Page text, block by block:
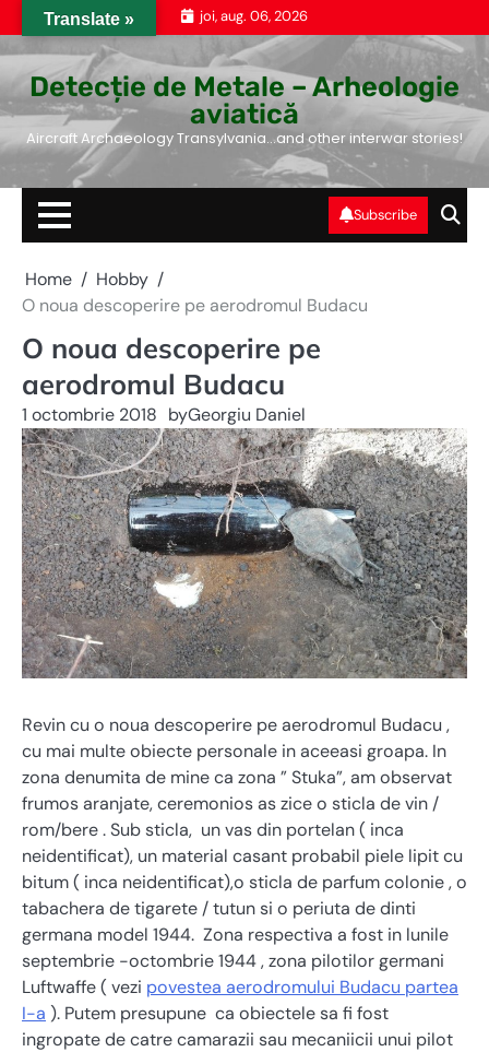
to
joi, aug. 06, 2026
Detecție de Metale – Arheologie
aviatică
Aircraft Archaeology Transylvania…and other interwar stories!
Subscribe
Home
Hobby
O noua descoperire pe aerodromul Budacu
O noua descoperire pe
aerodromul Budacu
1 octombrie 2018 byGeorgiu Daniel
Revin cu o noua descoperire pe aerodromul Budacu ,
cu mai multe obiecte personale in aceeasi groapa. In
zona denumita de mine ca zona ” Stuka”, am observat
frumos aranjate, ceremonios as zice o sticla de vin /
rom/bere . Sub sticla, un vas din portelan ( inca
neidentificat), un material casant probabil piele lipit cu
bitum ( inca neidentificat),o sticla de parfum colonie , o
tabachera de tigarete / tutun si o periuta de dinti
germana model 1944. Zona respectiva a fost in lunile
septembrie -octombrie 1944 , zona pilotilor germani
Luftwaffe ( vezi povestea aerodromului Budacu partea
I-a ). Putem presupune ca obiectele sa fi fost
ingropate de catre camarazii sau mecaniicii unui pilot
Translate »